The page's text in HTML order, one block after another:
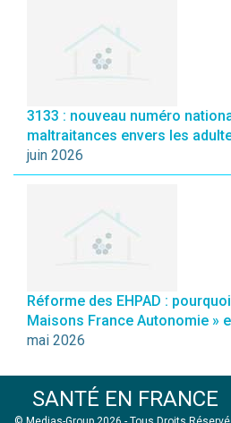
3133 : nouveau numéro
maltraitances envers les
juin 2026
Réforme des EHPAD :
Maisons France Autonomie »
mai 2026
SANTÉ EN FRANCE